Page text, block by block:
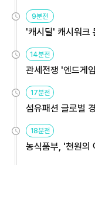
9분전
'캐시딜' 캐시워크
14분전
관세전쟁 '엔드게
17분전
섬유패션 글로벌
18분전
농식품부, '천원의